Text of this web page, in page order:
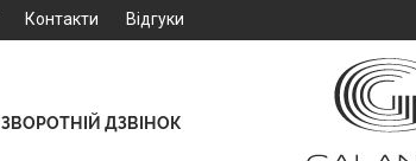
Контакти Відгуки
ЗВОРОТНІЙ ДЗВІНОК